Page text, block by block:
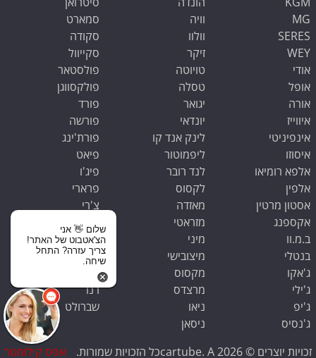
MG
SERES
WEY
אודי
אופל
אורה
איווייז
אינפיניטי
איסוזו
אלפא רומיאו
אלפין
אסטון מרטין
אקספנג
ב.מ.וו
בנטלי
ג'אקו
ג'ילי
ג'יפ
ג'נסיס
וויה
וולוו
זיקר
טויוטה
טסלה
יגואר
יונדאי
לינק אנד קו
ליפמוטור
לנד רובר
לקסוס
מאזדה
מזראטי
מיני
מיצובישי
מקסוס
מרצדס
ניאו
ניסאן
סמארט
סקודה
סקייוול
פולסטאר
פולקסווגן
פורד
פורשה
פורת'ינג
פיאט
פיג'ו
פרארי
צ'רי
קאדילק
קופרה
קיה
ראם
רנו
שברולט
זכויות יוצרים © 2026 cartube. Aכל הזכויות שמורות. אפס קילומטר
שלום 👋 אני
הצ'אטבוט של האתר!
צריך עזרה? התחל
שיחה.